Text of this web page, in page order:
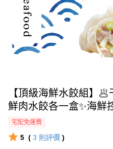
【頂級海鮮水餃組】
鮮肉水餃各一盒✨海鮮
宅配免運費
5 ( 3 則評價 )